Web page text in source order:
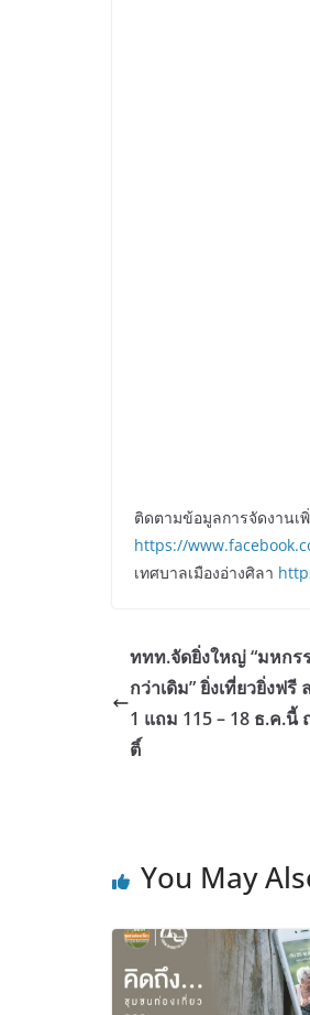
ติดตามข้อมูลการจัดงานเ
https://
เทศบาลเมืองอ่างศิลา
ททท.จัดยิ่งใหญ่ “มหกร
กว่าเดิม” ยิ่งเที่ยวยิ่งฟ
1 แถม 115 – 18 ธ.ค.
ติ์
You May